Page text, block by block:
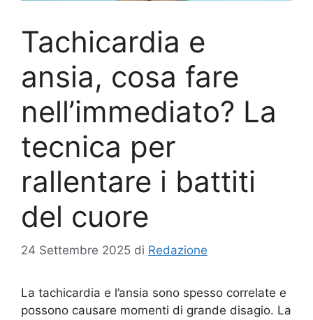
Tachicardia e
ansia, cosa fare
nell’immediato? La
tecnica per
rallentare i battiti
del cuore
24 Settembre 2025 di Redazione
La tachicardia e l’ansia sono spesso correlate e
possono causare momenti di grande disagio. La